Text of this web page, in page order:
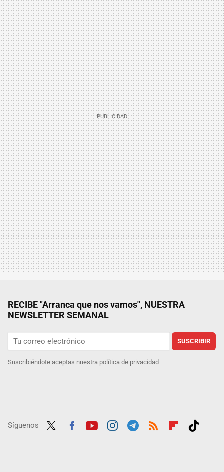
RECIBE "Arranca que nos vamos", NUESTRA
NEWSLETTER SEMANAL
SUSCRIBIR
Suscribiéndote aceptas nuestra política de privacidad
Síguenos